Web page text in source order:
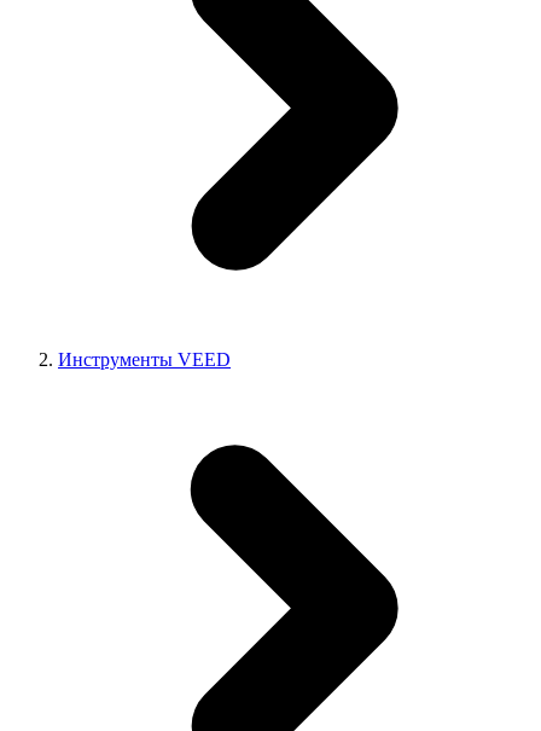
Инструменты VEED